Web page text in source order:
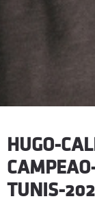
HUGO-
TUNIS-